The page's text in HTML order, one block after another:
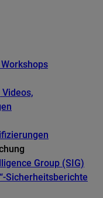
Group (SIG)
Sicherheitsberichte